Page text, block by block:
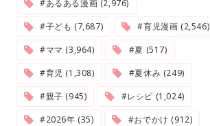
#あるある漫画 (2,976)
#子ども (7,687)
#育児漫画 (2,546)
#ママ (3,964)
#夏 (517)
#育児 (1,308)
#夏休み (249)
#親子 (945)
#レシピ (1,024)
#2026年 (35)
#おでかけ (912)